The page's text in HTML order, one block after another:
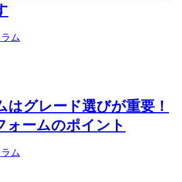
ム
はグレード選びが重要！
ォームのポイント
ム